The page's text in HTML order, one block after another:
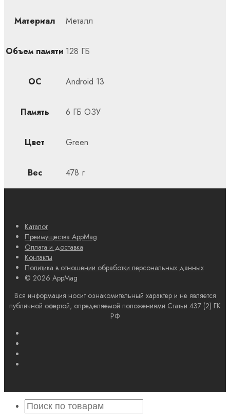
Материал Металл
Объем памяти 128 ГБ
ОС Android 13
Память 6 ГБ ОЗУ
Цвет Green
Вес 478 г
Каталог
Преимущества AppMag
Оплата и доставка
Контакты
Политика в отношении обработки персональных данных
© 2026 AppMag
Вся информация носит ознакомительный характер и не является
публичной офертой, определяемой положениями Статьи 437 (2) ГК
РФ